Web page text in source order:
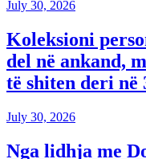
July 30, 2026
Koleksioni
del në ankand,
të shiten deri
July 30, 2026
Nga lidhja me